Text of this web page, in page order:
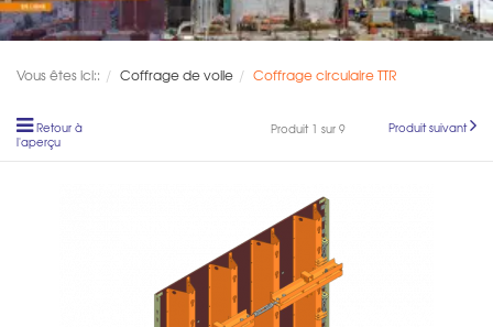
Vous êtes ici:: Coffrage de voile Coffrage circulaire TTR
Retour à
l'aperçu
Produit 1 sur 9 Produit suivant